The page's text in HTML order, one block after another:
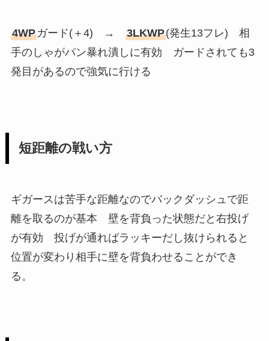
4WPガード(＋4) → 3LKWP(発生13フレ) 相
手のしゃがパン暴れ潰しに有効 ガードされても3
発目があるので強気に行ける
短距離の戦い方
ギガースは苦手な距離なのでバックダッシュで距
離を取るのが基本 壁を背負った状態だと右投げ
が有効 投げが通ればラッキーだし抜けられると
位置が変わり相手に壁を背負わせることができ
る。